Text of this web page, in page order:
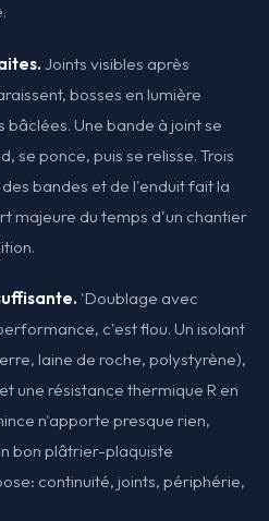
Joints visibles après
bosses en lumière
Une bande à joint se
se ponce, puis se relisse. Trois
bandes et de l'enduit fait la
majeure du temps d'un chantier
'Doublage avec
c'est flou. Un isolant
laine de roche, polystyrène),
une résistance thermique R en
n'apporte presque rien,
bon plâtrier-plaquiste
continuité, joints, périphérie,